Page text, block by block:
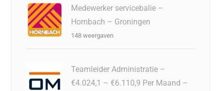
Medewerker servicebalie –
Hornbach – Groningen
148 weergaven
Teamleider Administratie –
€4.024,1 – €6.110,9 Per Maand –